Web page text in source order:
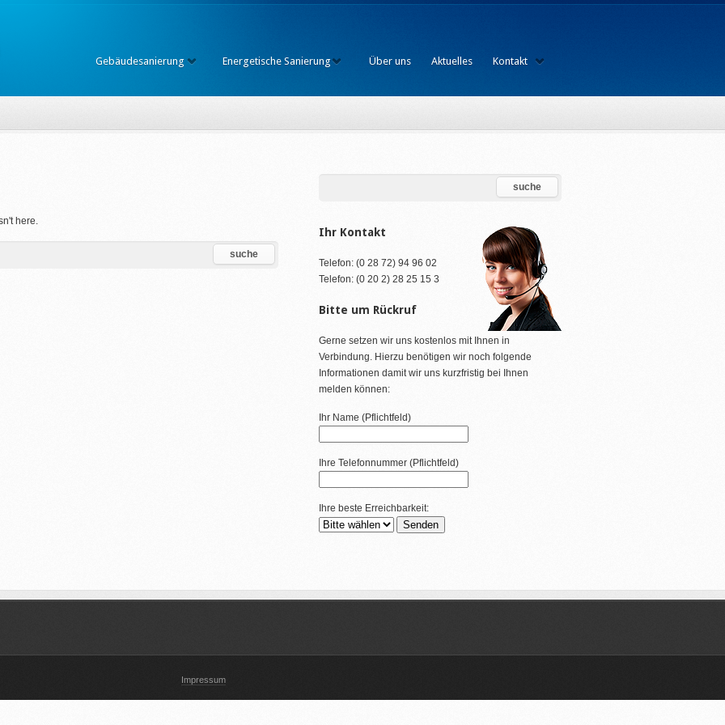
Gebäudesanierung Energetische Sanierung Über uns Aktuelles Kontakt
here.
Ihr Kontakt
Telefon: (0 28 72) 94 96 02
Telefon: (0 20 2) 28 25 15 3
Bitte um Rückruf
Gerne setzen wir uns kostenlos mit Ihnen in
Verbindung. Hierzu benötigen wir noch folgende
Informationen damit wir uns kurzfristig bei Ihnen
melden können:
Ihr Name (Pflichtfeld)
Ihre Telefonnummer (Pflichtfeld)
Ihre beste Erreichbarkeit:
Impressum